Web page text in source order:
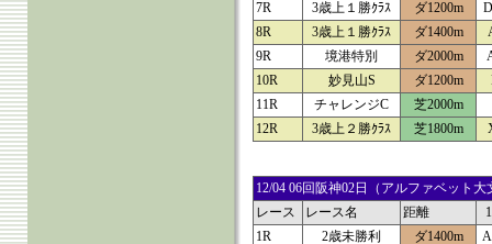
7R
3歳上１勝ｸﾗｽ ダ1200m
8R
3歳上１勝ｸﾗｽ ダ1400m
9R
境港特別 ダ2000m
10R
妙見山S ダ1200m
11R
チャレンジC
芝2000m
12R
3歳上２勝ｸﾗｽ 芝1800m
12/04 06回阪神02日（アルファベット
レース
レース名 距離
1R
2歳未勝利 ダ1400m